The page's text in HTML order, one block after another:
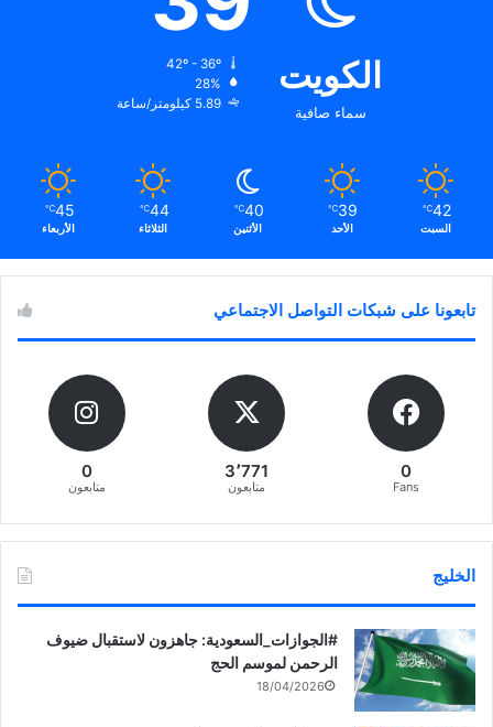
الكويت
سماء صافية
28%
5.89 كيلومتر/ساعة
42
℃
السبت
39
℃
الأحد
40
℃
الأثنين
44
℃
الثلاثاء
45
℃
الأربعاء
تابعونا على شبكات التواصل الاجتماعي
0
Fans
3٬771
متابعون
0
متابعون
الخليج
‏‎#الجوازات_السعودية: جاهزون لاستقبال ضيوف
الرحمن لموسم الحج
18/04/2026